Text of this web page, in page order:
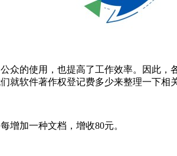
众的使用，也提高了工作效率。因此
就软件著作权登记费多少来整理一下相
增加一种文档，增收80元。